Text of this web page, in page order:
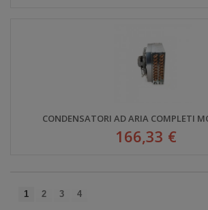
CONDENSATORI AD ARIA COMPLETI
166,33 €
1 2 3 4